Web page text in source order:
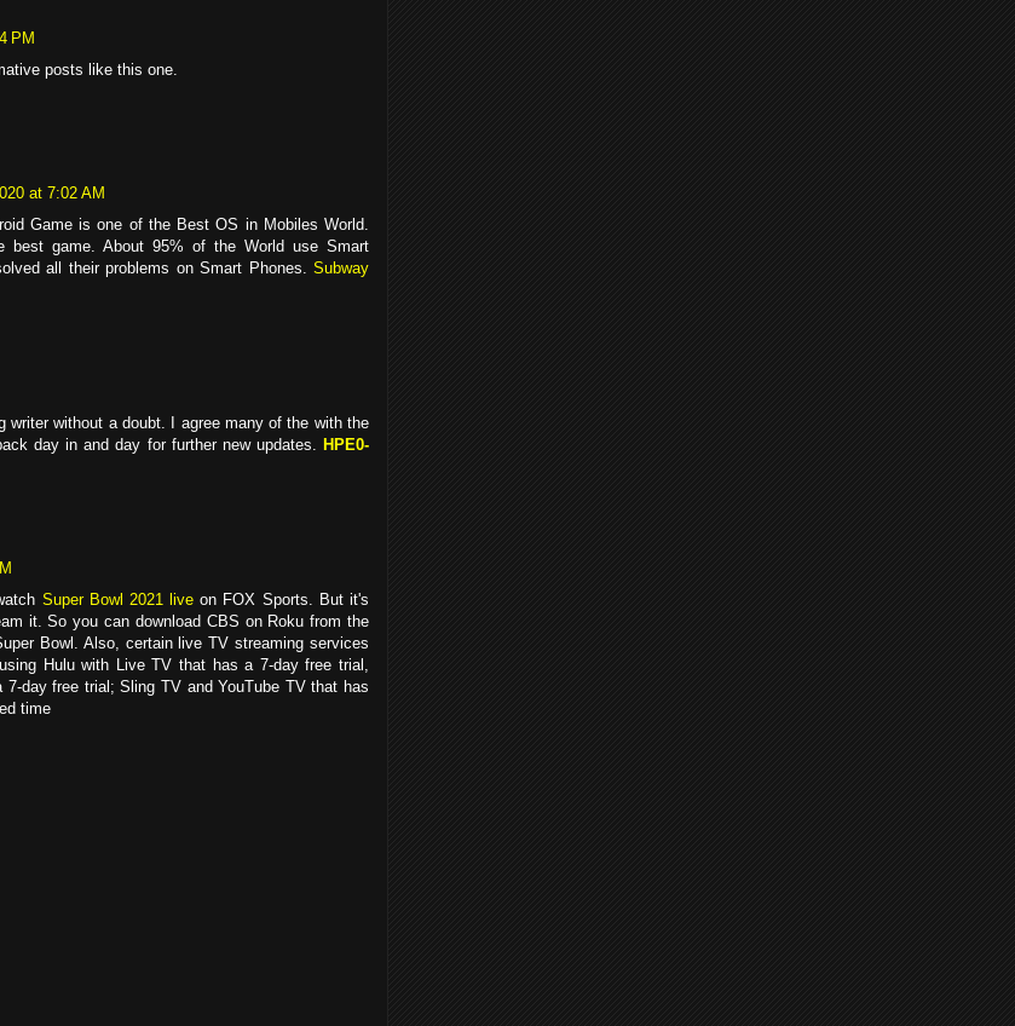
PM
posts like this one.
at 7:02 AM
Game is one of the Best OS in Mobiles World.
best game. About 95% of the World use Smart
all their problems on Smart Phones. Subway
writer without a doubt. I agree many of the with the
day in and day for further new updates. HPE0-
Super Bowl 2021 live on FOX Sports. But it's
it. So you can download CBS on Roku from the
Bowl. Also, certain live TV streaming services
Hulu with Live TV that has a 7-day free trial,
day free trial; Sling TV and YouTube TV that has
time